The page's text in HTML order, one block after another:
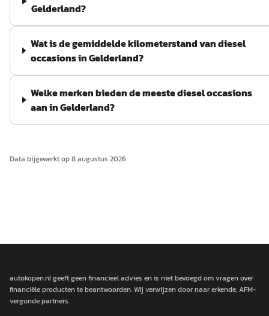
Gelderland?
Wat is de gemiddelde kilometerstand van diesel
occasions in Gelderland?
Welke merken bieden de meeste diesel occasions
aan in Gelderland?
Data bijgewerkt op8 augustus 2026
autokopen.nl geeft geen financieel advies en is niet bevoegd om vragen over
financiële producten te beantwoorden. Wij verwijzen door naar erkende, AFM-
vergunde partners.